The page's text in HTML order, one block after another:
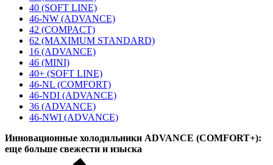
40 (SOFT LINE)
46-NW (ADVANCE)
42 (COMPACT)
62 (MAXIMUM STANDARD)
16 (ADVANCE)
46 (MINI)
40+ (SOFT LINE)
46-NL (COMFORT)
46-NDI (ADVANCE)
36 (ADVANCE)
46-NWI (ADVANCE)
Инновационные холодильники ADVANCE (COMFORT+):
еще больше свежести и изыска